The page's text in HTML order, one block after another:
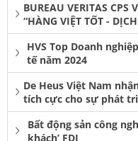
BUREAU VERITAS CPS
“HÀNG VIỆT TỐT -
HVS Top Doanh
tế năm 2024
De Heus Việt Nam
tích cực cho sự phát
Bất động sản công
khách’ FDI